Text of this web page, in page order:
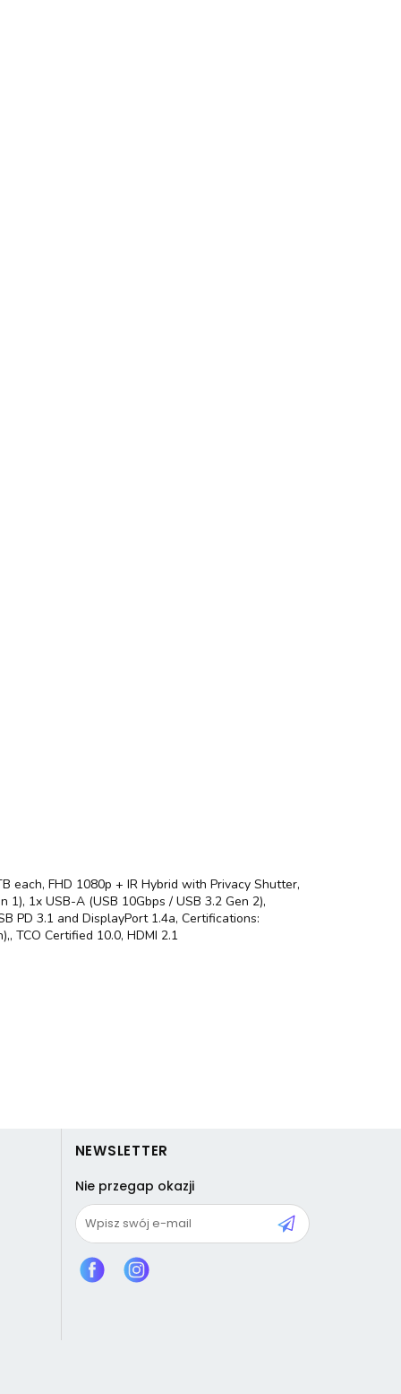
each, FHD 1080p + IR Hybrid with Privacy Shutter,
1x USB-A (USB 10Gbps / USB 3.2 Gen 2),
PD 3.1 and DisplayPort 1.4a, Certifications:
TCO Certified 10.0, HDMI 2.1
NEWSLETTER
Nie przegap okazji